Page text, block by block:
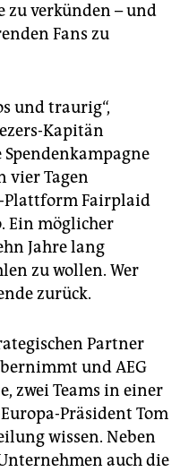
zu verkünden – und
Fans zu
und traurig“,
Kapitän
Tagen
Plattform Fairplaid
Ein möglicher
Jahre lang
zu wollen. Wer
zurück.
Partner
und AEG
zwei Teams in einer
Präsident Tom
wissen. Neben
auch die